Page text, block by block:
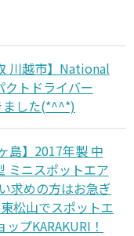
川越市】National
クトドライバー
ました(*^^*)
島】2017年製 中
ミニスポットエア
求めの方はお急ぎ
松山でスポットエ
プKARAKURI！